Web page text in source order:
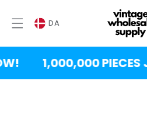
INDHOLD
DA
1,000,000 PIECES